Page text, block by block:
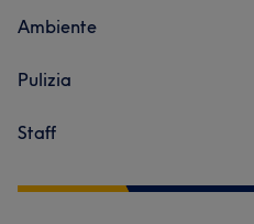
Ambiente
Pulizia
Staff